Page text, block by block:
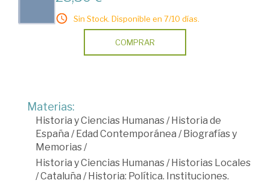
Sin Stock. Disponible en 7/10 días.
COMPRAR
Materias:
Historia y Ciencias Humanas/ Historia de
España / Edad Contemporánea / Biografías y
Memorias/
Historia y Ciencias Humanas/ Historias Locales
/Cataluña / Historia: Política. Instituciones.